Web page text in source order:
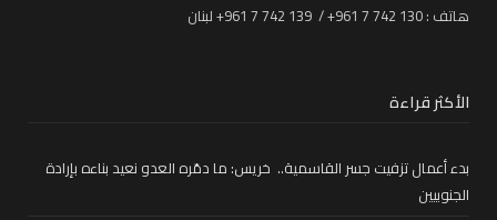
هاتف : 130 742 7 961+ / 139 742 7 961+ لبنان
الأكثر قراءة
بدء أعمال تزفيت جسر القاسمية.. خريس: ما دمّره العدو نعيد بناءه بإرادة
الجنوبيين